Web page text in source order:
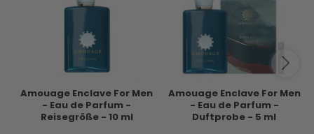
Amouage Enclave For Men
- Eau de Parfum -
Reisegröße - 10 ml
Amouage Enclave For Men
- Eau de Parfum -
Duftprobe - 5 ml